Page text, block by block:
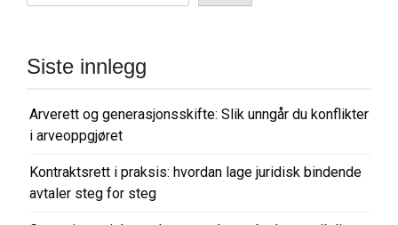
Siste innlegg
Arverett og generasjonsskifte: Slik unngår du konflikter
i arveoppgjøret
Kontraktsrett i praksis: hvordan lage juridisk bindende
avtaler steg for steg